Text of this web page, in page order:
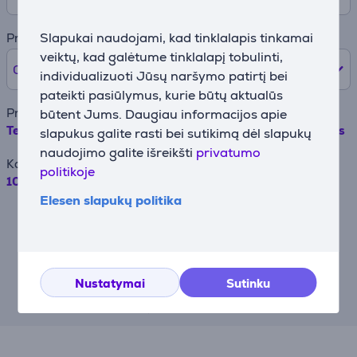
Slapukai naudojami, kad tinklalapis tinkamai
veiktų, kad galėtume tinklalapį tobulinti,
individualizuoti Jūsų naršymo patirtį bei
pateikti pasiūlymus, kurie būtų aktualūs
būtent Jums. Daugiau informacijos apie
slapukus galite rasti bei sutikimą dėl slapukų
naudojimo galite išreikšti privatumo
politikoje
Elesen slapukų politika
Nustatymai Sutinku
Pradinė įmoka
0% / 0 €
Prekės pavadinimas
Tefal Quickchef+, 1000 W, nerūdijančio plieno - Trintuvas
Kaina
105.99 €
Pavyzdžiui, skolinantis 500EUR, kai
mėnesinis sutarties administravimo
mokestis – 0.6%, BVKKMN – 43.23%,
bendra mokėtina suma – 710.09 EUR,